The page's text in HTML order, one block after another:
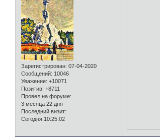
Зарегистрирован: 07-04-2020
Сообщений: 10046
Уважение: +10071
Позитив: +8711
Провел на форуме:
3 месяца 22 дня
Последний визит:
Сегодня 10:25:02